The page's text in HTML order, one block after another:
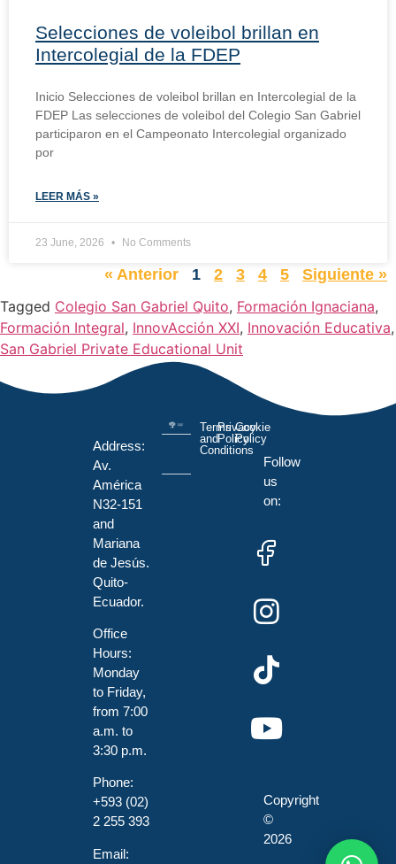
Selecciones de voleibol brillan en
Intercolegial de la FDEP
Inicio Selecciones de voleibol brillan en Intercolegial de la
FDEP Las selecciones de voleibol del Colegio San Gabriel
participaron en el Campeonato Intercolegial organizado
por
LEER MÁS »
23 June, 2026 No Comments
« Anterior 1 2 3 4 5
Siguiente »
Tagged Colegio San Gabriel Quito, Formación Ignaciana,
Formación Integral, InnovAcción XXI, Innovación Educativa,
San Gabriel Private Educational Unit
Address:
Av.
América
N32-151
and
Mariana
de Jesús.
Quito-
Ecuador.
Office
Hours:
Monday
to Friday,
from 7:00
a.m. to
3:30 p.m.
Phone:
+593 (02)
2 255 393
Email:
Terms
and
Conditions
Privacy
Policy
Cookie
Policy
Follow
us
on:
Copyright
©
2026